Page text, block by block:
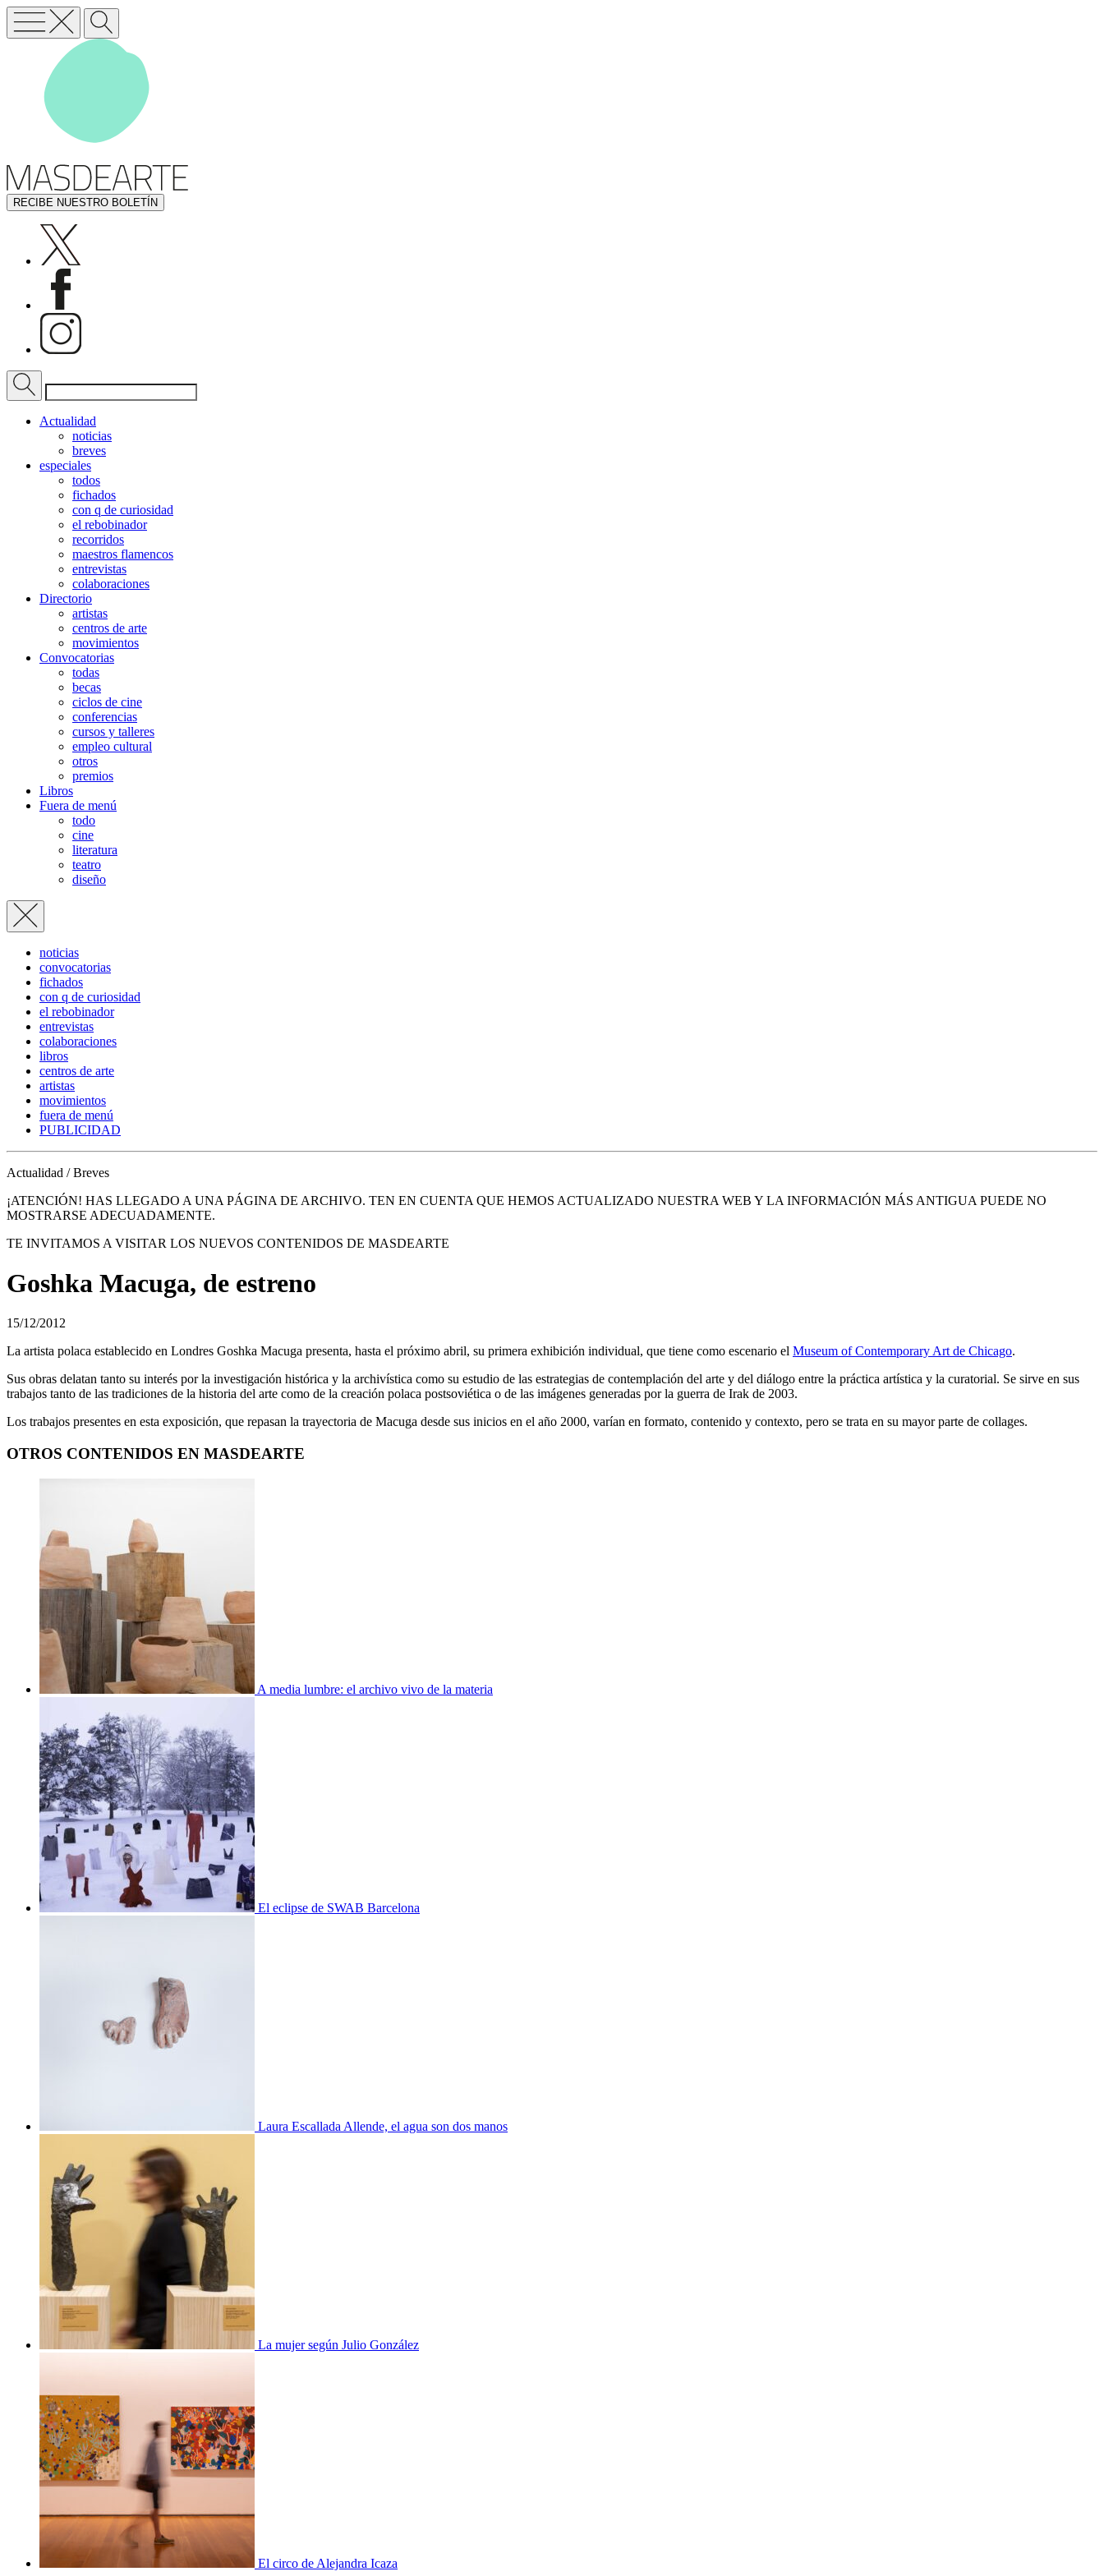
RECIBE NUESTRO BOLETÍN
Actualidad
noticias
breves
especiales
todos
fichados
con q de curiosidad
el rebobinador
recorridos
maestros flamencos
entrevistas
colaboraciones
Directorio
artistas
centros de arte
movimientos
Convocatorias
todas
becas
ciclos de cine
conferencias
cursos y talleres
empleo cultural
otros
premios
Libros
Fuera de menú
todo
cine
literatura
teatro
diseño
noticias
convocatorias
fichados
con q de curiosidad
el rebobinador
entrevistas
colaboraciones
libros
centros de arte
artistas
movimientos
fuera de menú
PUBLICIDAD
Actualidad / Breves
¡ATENCIÓN! HAS LLEGADO A UNA PÁGINA DE ARCHIVO. TEN EN CUENTA QUE HEMOS ACTUALIZADO NUESTRA WEB Y LA INFORMACIÓN MÁS ANTIGUA PUEDE NO
MOSTRARSE ADECUADAMENTE.
TE INVITAMOS A VISITAR LOS NUEVOS CONTENIDOS DE MASDEARTE
Goshka Macuga, de estreno
15/12/2012
La artista polaca establecido en Londres Goshka Macuga presenta, hasta el próximo abril, su primera exhibición individual, que tiene como escenario el Museum of Contemporary Art de Chicago.
Sus obras delatan tanto su interés por la investigación histórica y la archivística como su estudio de las estrategias de contemplación del arte y del diálogo entre la práctica artística y la curatorial. Se sirve en sus
trabajos tanto de las tradiciones de la historia del arte como de la creación polaca postsoviética o de las imágenes generadas por la guerra de Irak de 2003.
Los trabajos presentes en esta exposición, que repasan la trayectoria de Macuga desde sus inicios en el año 2000, varían en formato, contenido y contexto, pero se trata en su mayor parte de collages.
OTROS CONTENIDOS EN MASDEARTE
A media lumbre: el archivo vivo de la materia
El eclipse de SWAB Barcelona
Laura Escallada Allende, el agua son dos manos
La mujer según Julio González
El circo de Alejandra Icaza